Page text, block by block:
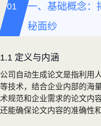
一、基础概念：
秘面纱
1.1 定义与内涵
公司自动生成论文是指利用
等技术，结合企业内部的海
术规范和企业需求的论文内
还能确保论文内容的准确性